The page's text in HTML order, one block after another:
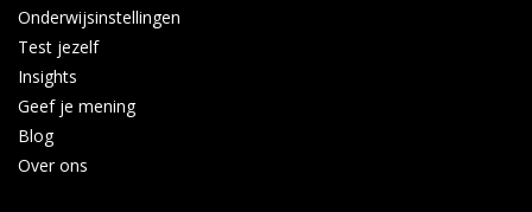
Onderwijsinstellingen
Test jezelf
Insights
Geef je mening
Blog
Over ons